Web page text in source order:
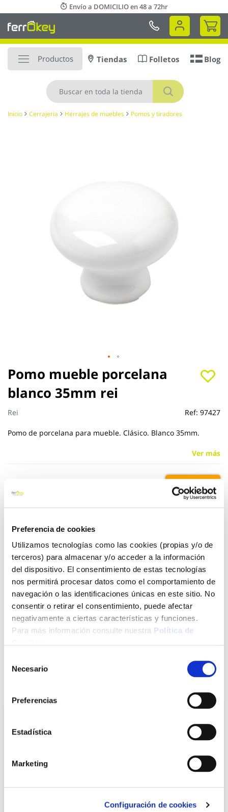
Preferencia de cookies
Utilizamos tecnologías como las cookies (propias y/o de
terceros) para almacenar y/o acceder a la información
del dispositivo. El consentimiento de estas tecnologías
nos permitirá procesar datos como el comportamiento de
navegación o las identificaciones únicas en este sitio. No
consentir o retirar el consentimiento, puede afectar
negativamente a ciertas características y funciones.
Para más información consulte nuestra Política de
Necesario
Preferencias
Estadística
Marketing
Configuración de cookies
al
contenido
Envío a DOMICILIO en 48 a 72hr
Mi
Productos
Buscar
Tiendas Folletos Blog
Inicio Cerrajería Herrajes de muebles Pomos y tiradores
Pomo mueble porcelana
blanco 35mm rei
Rei Ref: 97427
Pomo de porcelana para mueble. Clásico. Blanco 35mm.
Ver más
2,44 €
Click&Collect - Recogida gratis
en nuestras tiendas
Envío a domicilio:
5 días hábiles
+ INFO
Saltar
al
comienzo
de
la
de
imágenes